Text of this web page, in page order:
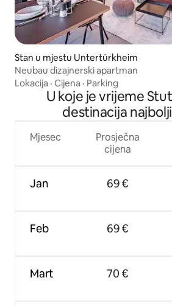
Stan u mjestu Untertürkheim
Neubau dizajnerski apartman
Lokacija · Cijena · Parking
U koje je vrijeme
destinacija
Mjesec
Jan
Feb
Mart
Prosječna
cijena
69 €
69 €
70 €